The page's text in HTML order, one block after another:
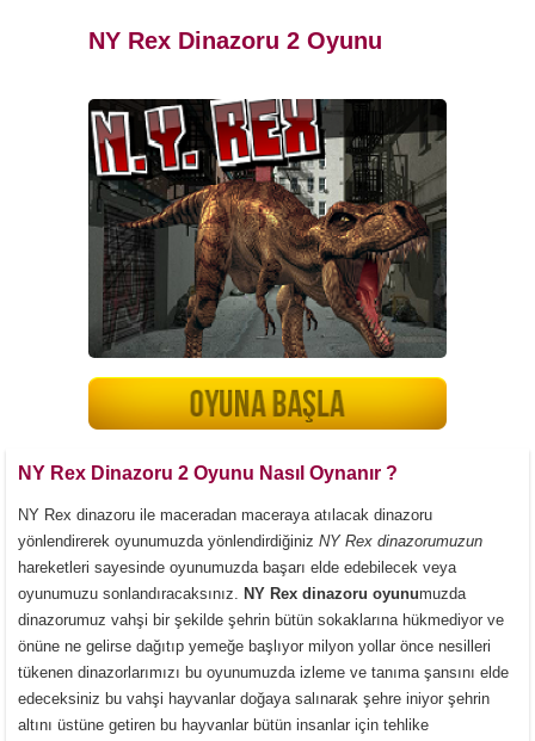
NY Rex Dinazoru 2 Oyunu
NY Rex Dinazoru 2 Oyunu Nasıl Oynanır ?
NY Rex dinazoru ile maceradan maceraya atılacak dinazoru
yönlendirerek oyunumuzda yönlendirdiğiniz NY Rex dinazorumuzun
hareketleri sayesinde oyunumuzda başarı elde edebilecek veya
oyunumuzu sonlandıracaksınız. NY Rex dinazoru oyunumuzda
dinazorumuz vahşi bir şekilde şehrin bütün sokaklarına hükmediyor ve
önüne ne gelirse dağıtıp yemeğe başlıyor milyon yollar önce nesilleri
tükenen dinazorlarımızı bu oyunumuzda izleme ve tanıma şansını elde
edeceksiniz bu vahşi hayvanlar doğaya salınarak şehre iniyor şehrin
altını üstüne getiren bu hayvanlar bütün insanlar için tehlike